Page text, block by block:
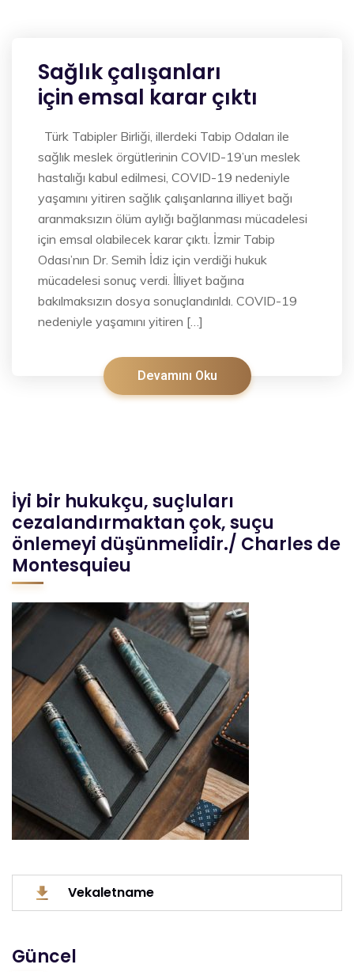
Sağlık çalışanları
için emsal karar çıktı
Türk Tabipler Birliği, illerdeki Tabip Odaları ile
sağlık meslek örgütlerinin COVID-19’un meslek
hastalığı kabul edilmesi, COVID-19 nedeniyle
yaşamını yitiren sağlık çalışanlarına illiyet bağı
aranmaksızın ölüm aylığı bağlanması mücadelesi
için emsal olabilecek karar çıktı. İzmir Tabip
Odası’nın Dr. Semih İdiz için verdiği hukuk
mücadelesi sonuç verdi. İlliyet bağına
bakılmaksızın dosya sonuçlandırıldı. COVID-19
nedeniyle yaşamını yitiren […]
Devamını Oku
İyi bir hukukçu, suçluları
cezalandırmaktan çok, suçu
önlemeyi düşünmelidir./ Charles de
Montesquieu
Vekaletname
Güncel